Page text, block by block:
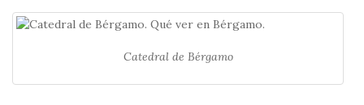
Catedral de Bérgamo